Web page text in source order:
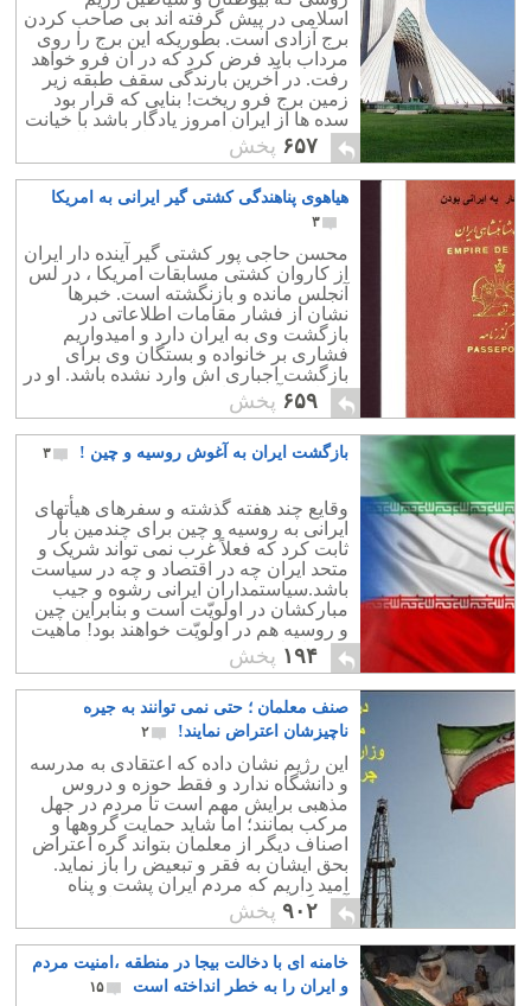
اسلامی در پیش گرفته اند بی صاحب کردن
برج آزادی است. بطوریکه این برج را روی
مرداب باید فرض کرد که در آن فرو خواهد
رفت. در آخرین بارندگی سقف طبقه زیر
زمین برج فرو ریخت! بنایی که قرار بود
سده ها از ایران امروز یادگار باشد با خیانت
عمدی رژیم اسلامی ، موذیانه در حال
تخریب است. وزارت ارشاد هم که بعنوان
صاحب این بنا شناخته شده ، سکوت نموده
است و البته چه بهتر که تخریب شود و
مسجد و حسینیه ابول یک دست را در آنجا
۶۵۷ پخش
هیاهوی پناهندگی کشتی گیر ایرانی به امریکا
۳
محسن حاجی پور کشتی گیر آینده دار ایران
از کاروان کشتی مسابقات امریکا ، در لس
آنجلس مانده و بازنگشته است. خبرها
نشان از فشار مقامات اطلاعاتی در
بازگشت وی به ایران دارد و امیدواریم
فشاری بر خانواده و بستگان وی برای
بازگشت اجباری اش وارد نشده باشد. او در
مصاحبه آخرش اعلام کرده که قصد
پناهندگی ندارد و فقط برای دیدار از
بستگانش در امریکا مانده است ، اما می
دانیم که مدیریت ورزش شدیداً نگران
حاجی پور است.
۶۵۹ پخش
بازگشت ایران به آغوش روسیه و چین ! ۳
وقایع چند هفته گذشته و سفرهای هیأتهای
ایرانی به روسیه و چین برای چندمین بار
ثابت کرد که فعلاً غرب نمی تواند شریک و
متحد ایران چه در اقتصاد و چه در سیاست
باشد.سیاستمداران ایرانی رشوه و جیب
مبارکشان در اولویّت است و بنابراین چین
و روسیه هم در اولویّت خواهند بود! ماهیت
رژیم اسلامی همان است که بود و امید
بستن به مشتی ملّای دروغگو و دزد همانند
راه رفتن بر کاه روی آب است.
۱۹۴ پخش
صنف معلمان ؛ حتی نمی توانند به جیره
ناچیزشان اعتراض نمایند!
۲
این رژیم نشان داده که اعتقادی به مدرسه
و دانشگاه ندارد و فقط حوزه و دروس
مذهبی برایش مهم است تا مردم در جهل
مرکب بمانند؛ اما شاید حمایت گروهها و
اصناف دیگر از معلمان بتواند گره اعتراض
بحق ایشان به فقر و تبعیض را باز نماید.
امید داریم که مردم ایران پشت و پناه
آموزگارانی باشند که امروز به نان شب هم
محتاج شده اند!
۹۰۲ پخش
خامنه ای با دخالت بیجا در منطقه ،امنیت مردم
و ایران را به خطر انداخته است
۱۵